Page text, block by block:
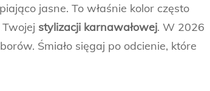
jasne. To właśnie kolor często
stylizacji karnawałowej. W 2026
Śmiało sięgaj po odcienie, które